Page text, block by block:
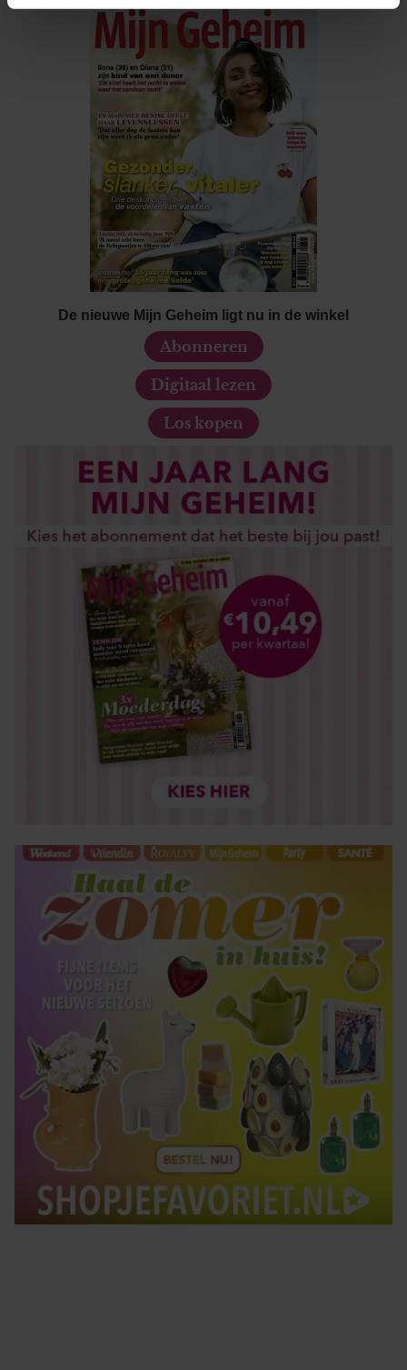
intrekken in de Cookieverklaring.
We gebruiken cookies om content en advertenties te
personaliseren, om functies voor social media te bieden
en om ons websiteverkeer te analyseren. Ook delen we
informatie over uw gebruik van onze site met onze
partners voor social media, adverteren en analyse. Deze
partners kunnen deze gegevens combineren met andere
informatie die u aan ze heeft verstrekt of die ze hebben
verzameld op basis van uw gebruik van hun services. U
gaat akkoord met onze cookies als u onze website blijft
De nieuwe Mijn Geheim ligt nu in de winkel
Abonneren
Digitaal lezen
Los kopen